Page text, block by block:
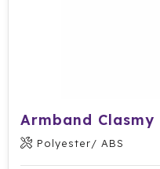
Armband Clasmy
Polyester/ ABS